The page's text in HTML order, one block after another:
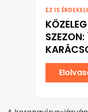
EZ IS